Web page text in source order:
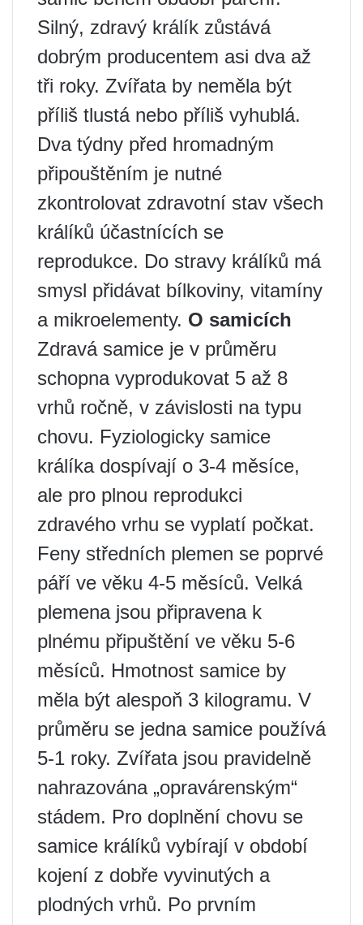
Silný, zdravý králík zůstává
dobrým producentem asi dva až
tři roky. Zvířata by neměla být
příliš tlustá nebo příliš vyhublá.
Dva týdny před hromadným
připouštěním je nutné
zkontrolovat zdravotní stav všech
králíků účastnících se
reprodukce. Do stravy králíků má
smysl přidávat bílkoviny, vitamíny
a mikroelementy. O samicích
Zdravá samice je v průměru
schopna vyprodukovat 5 až 8
vrhů ročně, v závislosti na typu
chovu. Fyziologicky samice
králíka dospívají o 3-4 měsíce,
ale pro plnou reprodukci
zdravého vrhu se vyplatí počkat.
Feny středních plemen se poprvé
páří ve věku 4-5 měsíců. Velká
plemena jsou připravena k
plnému připuštění ve věku 5-6
měsíců. Hmotnost samice by
měla být alespoň 3 kilogramu. V
průměru se jedna samice používá
5-1 roky. Zvířata jsou pravidelně
nahrazována „opravárenským“
stádem. Pro doplnění chovu se
samice králíků vybírají v období
kojení z dobře vyvinutých a
plodných vrhů. Po prvním